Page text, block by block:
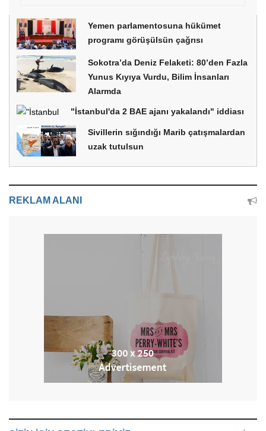
Yemen parlamentosuna hükümet
programı görüşülsün çağrısı
Sokotra’da Deniz Felaketi: 80’den Fazla
Yunus Kıyıya Vurdu, Bilim İnsanları
Alarmda
"İstanbul'da 2 BAE ajanı yakalandı" iddiası
Sivillerin sığındığı Marib çatışmalardan
uzak tutulsun
REKLAM ALANI